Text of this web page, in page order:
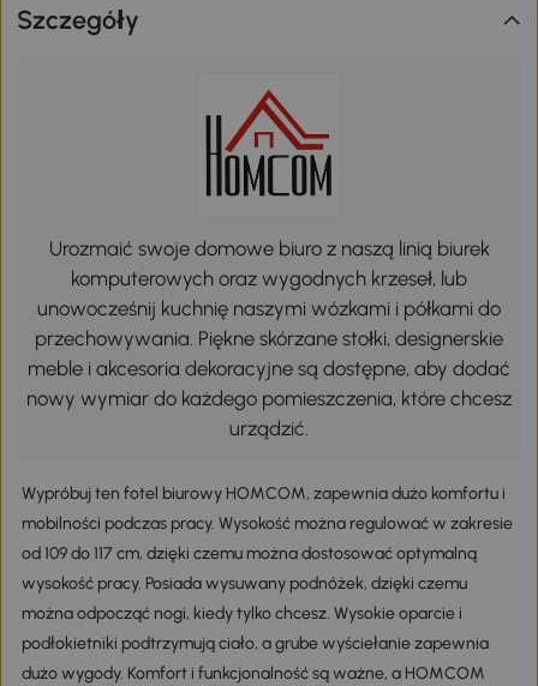
Szczegóły
Urozmaić swoje domowe biuro z naszą linią biurek
komputerowych oraz wygodnych krzeseł, lub
unowocześnij kuchnię naszymi wózkami i półkami do
przechowywania. Piękne skórzane stołki, designerskie
meble i akcesoria dekoracyjne są dostępne, aby dodać
nowy wymiar do każdego pomieszczenia, które chcesz
urządzić.
Wypróbuj ten fotel biurowy HOMCOM, zapewnia dużo komfortu i
mobilności podczas pracy. Wysokość można regulować w zakresie
od 109 do 117 cm, dzięki czemu można dostosować optymalną
wysokość pracy. Posiada wysuwany podnóżek, dzięki czemu
można odpocząć nogi, kiedy tylko chcesz. Wysokie oparcie i
podłokietniki podtrzymują ciało, a grube wyściełanie zapewnia
dużo wygody. Komfort i funkcjonalność są ważne, a HOMCOM